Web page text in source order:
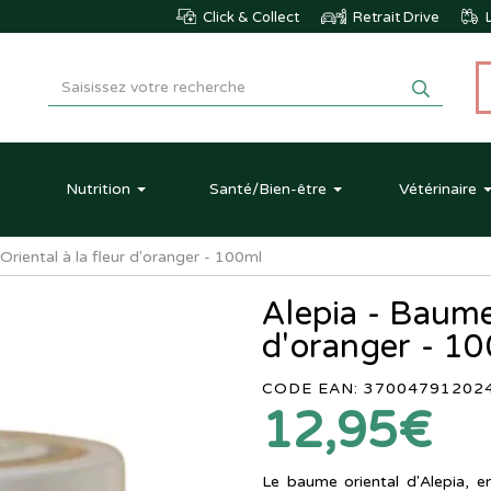
Click & Collect Retrait Drive
Nutrition Santé/Bien-être Vétérinaire
à la fleur d'oranger - 100ml
Alepia -
d'oranger -
CODE EAN:
12,95€
Le baume oriental d'Alepia,